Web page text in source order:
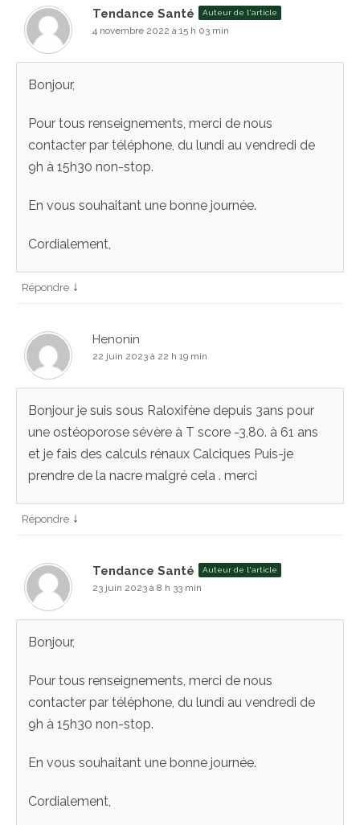
Tendance Santé Auteur de l'article
4 novembre 2022 à 15 h 03 min
Bonjour,
Pour tous renseignements, merci de nous
contacter par téléphone, du lundi au vendredi de
9h à 15h30 non-stop.
En vous souhaitant une bonne journée.
Cordialement,
Répondre ↓
Henonin
22 juin 2023 à 22 h 19 min
Bonjour je suis sous Raloxifène depuis 3ans pour
une ostéoporose sévère à T score -3,80. à 61 ans
et je fais des calculs rénaux Calciques Puis-je
prendre de la nacre malgré cela . merci
Répondre ↓
Tendance Santé Auteur de l'article
23 juin 2023 à 8 h 33 min
Bonjour,
Pour tous renseignements, merci de nous
contacter par téléphone, du lundi au vendredi de
9h à 15h30 non-stop.
En vous souhaitant une bonne journée.
Cordialement,